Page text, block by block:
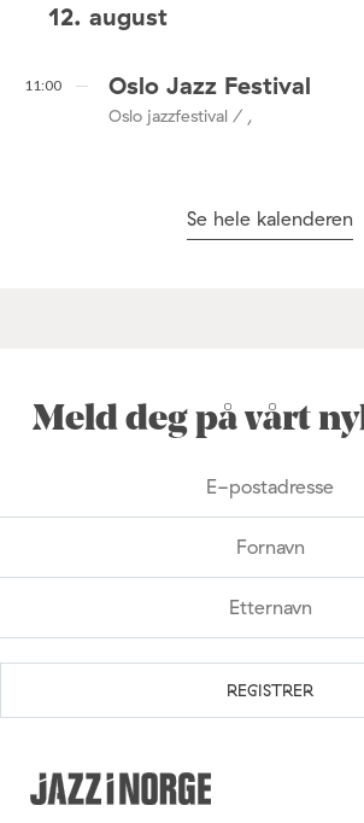
12. august
11:00 Oslo Jazz Festival
Oslo jazzfestival / ,
Se hele kalenderen
Meld deg på vårt